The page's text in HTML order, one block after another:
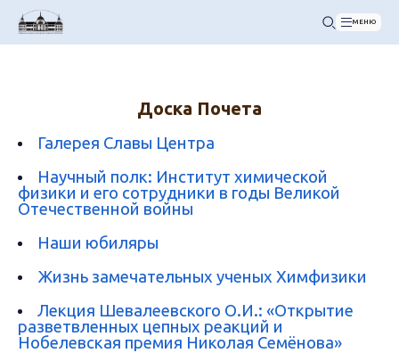
МЕНЮ
Доска Почета
Галерея Славы Центра
Научный полк: Институт химической
физики и его сотрудники в годы Великой
Отечественной войны
Наши юбиляры
Жизнь замечательных ученых Химфизики
Лекция Шевалеевского О.И.: «Открытие
разветвленных цепных реакций и
Нобелевская премия Николая Семёнова»